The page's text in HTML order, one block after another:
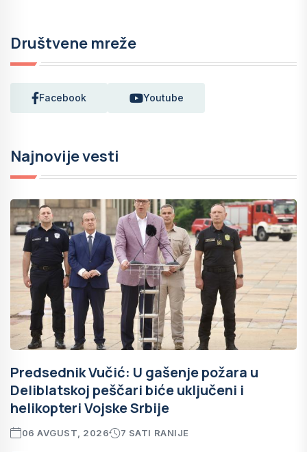
Društvene mreže
Facebook Youtube
Najnovije vesti
Predsednik Vučić: U gašenje požara u
Deliblatskoj peščari biće uključeni i
helikopteri Vojske Srbije
06 AVGUST, 2026 7 SATI RANIJE